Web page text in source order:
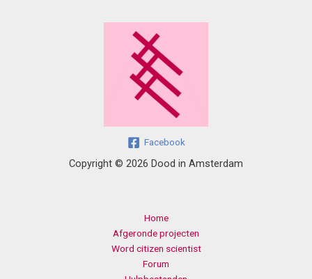
Facebook
Copyright © 2026 Dood in Amsterdam
Home
Afgeronde projecten
Word citizen scientist
Forum